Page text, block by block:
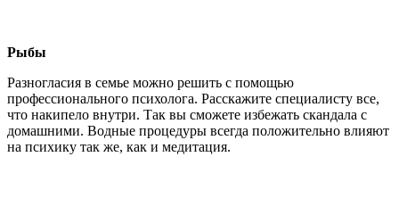
Рыбы
Разногласия в семье можно решить с помощью
профессионального психолога. Расскажите специалисту все,
что накипело внутри. Так вы сможете избежать скандала с
домашними. Водные процедуры всегда положительно влияют
на психику так же, как и медитация.